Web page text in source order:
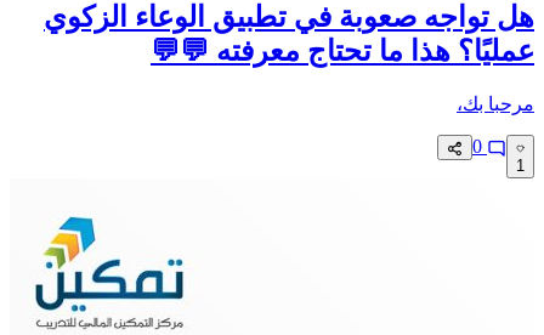
هل تواجه صعوبة في تطبيق الوعاء الزكوي
عمليًا؟ هذا ما تحتاج معرفته 💬💬
مرحبا بك،
1